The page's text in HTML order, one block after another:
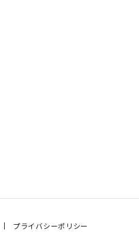
プライバシーポリシー